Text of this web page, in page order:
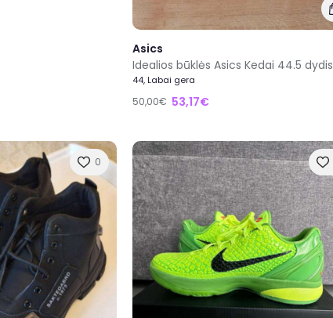
Asics
Idealios būklės Asics Kedai 44.5 dydis
44, Labai gera
50,00€ 53,17€
0